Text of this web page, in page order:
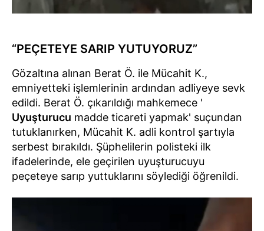
“PEÇETEYE SARIP YUTUYORUZ”
Gözaltına alınan Berat Ö. ile Mücahit K.,
emniyetteki işlemlerinin ardından adliyeye sevk
edildi. Berat Ö. çıkarıldığı mahkemece '
Uyuşturucu madde ticareti yapmak' suçundan
tutuklanırken, Mücahit K. adli kontrol şartıyla
serbest bırakıldı. Şüphelilerin polisteki ilk
ifadelerinde, ele geçirilen uyuşturucuyu
peçeteye sarıp yuttuklarını söylediği öğrenildi.